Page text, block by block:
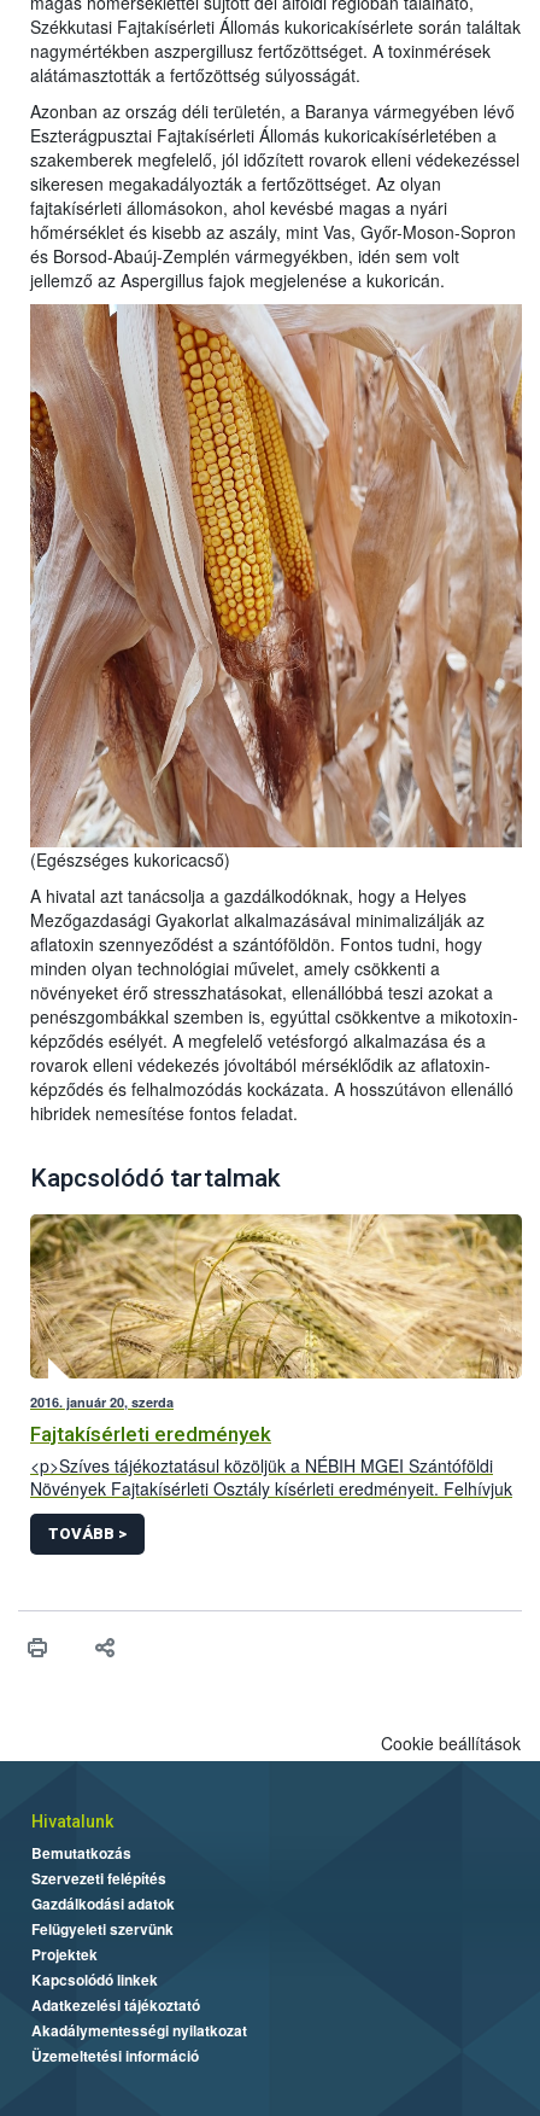
Székkutasi Fajtakísérleti Állomás kukoricakísérlete során találtak
nagymértékben aszpergillusz fertőzöttséget. A toxinmérések
alátámasztották a fertőzöttség súlyosságát.
Azonban az ország déli területén, a Baranya vármegyében lévő
Eszterágpusztai Fajtakísérleti Állomás kukoricakísérletében a
szakemberek megfelelő, jól időzített rovarok elleni védekezéssel
sikeresen megakadályozták a fertőzöttséget. Az olyan
fajtakísérleti állomásokon, ahol kevésbé magas a nyári
hőmérséklet és kisebb az aszály, mint Vas, Győr-Moson-Sopron
és Borsod-Abaúj-Zemplén vármegyékben, idén sem volt
jellemző az Aspergillus fajok megjelenése a kukoricán.
(Egészséges kukoricacső)
A hivatal azt tanácsolja a gazdálkodóknak, hogy a Helyes
Mezőgazdasági Gyakorlat alkalmazásával minimalizálják az
aflatoxin szennyeződést a szántóföldön. Fontos tudni, hogy
minden olyan technológiai művelet, amely csökkenti a
növényeket érő stresszhatásokat, ellenállóbbá teszi azokat a
penészgombákkal szemben is, egyúttal csökkentve a mikotoxin-
képződés esélyét. A megfelelő vetésforgó alkalmazása és a
rovarok elleni védekezés jóvoltából mérséklődik az aflatoxin-
képződés és felhalmozódás kockázata. A hosszútávon ellenálló
hibridek nemesítése fontos feladat.
Kapcsolódó tartalmak
2016. január 20, szerda
Fajtakísérleti eredmények
<p>Szíves tájékoztatásul közöljük a NÉBIH MGEI Szántóföldi
Növények Fajtakísérleti Osztály kísérleti eredményeit. Felhívjuk
figyelmüket, hogy az itt megjelentetett adatok szakmai
tartalmáért csak&nbsp; az általunk közzétett formában vállaljuk
a felelősséget. A&nbsp; NÉBIHMGEI nem vállal
TOVÁBB >
Cookie beállítások
Hivatalunk
Bemutatkozás
Szervezeti felépítés
Gazdálkodási adatok
Felügyeleti szervünk
Projektek
Kapcsolódó linkek
Adatkezelési tájékoztató
Akadálymentességi nyilatkozat
Üzemeltetési információ